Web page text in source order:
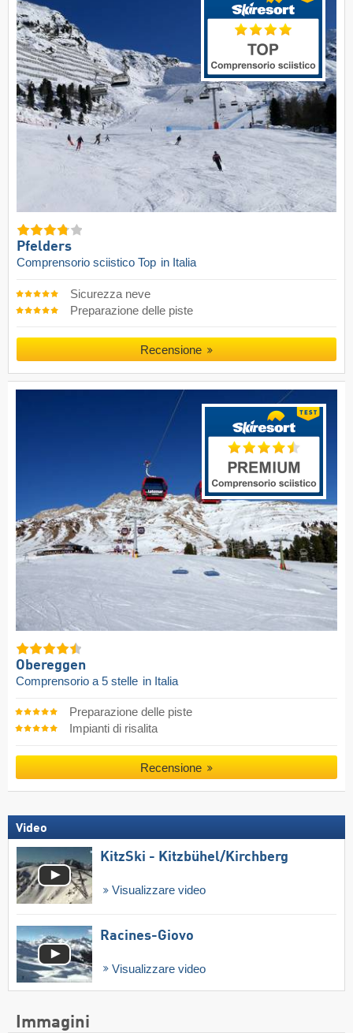
Pfelders
Comprensorio sciistico Top in Italia
Sicurezza neve
Preparazione delle piste
Recensione
Obereggen
Comprensorio a 5 stelle in Italia
Preparazione delle piste
Impianti di risalita
Recensione
Video
KitzSki - Kitzbühel/​Kirchberg
Visualizzare video
Racines-Giovo
Visualizzare video
Immagini